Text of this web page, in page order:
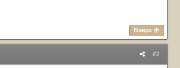
Вверх
#2